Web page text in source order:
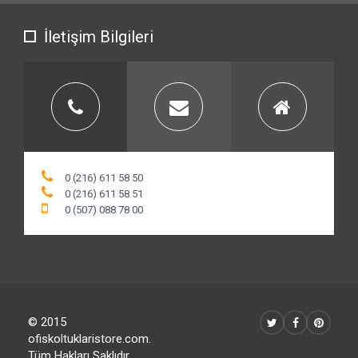
İletişim Bilgileri
0 (216) 611 58 50
0 (216) 611 58 51
© 2015
ofiskoltuklaristore.com.